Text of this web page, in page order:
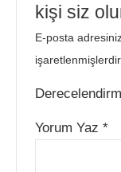
kişi siz
E-posta
işaretlenmişlerdir
Yorum Yaz*